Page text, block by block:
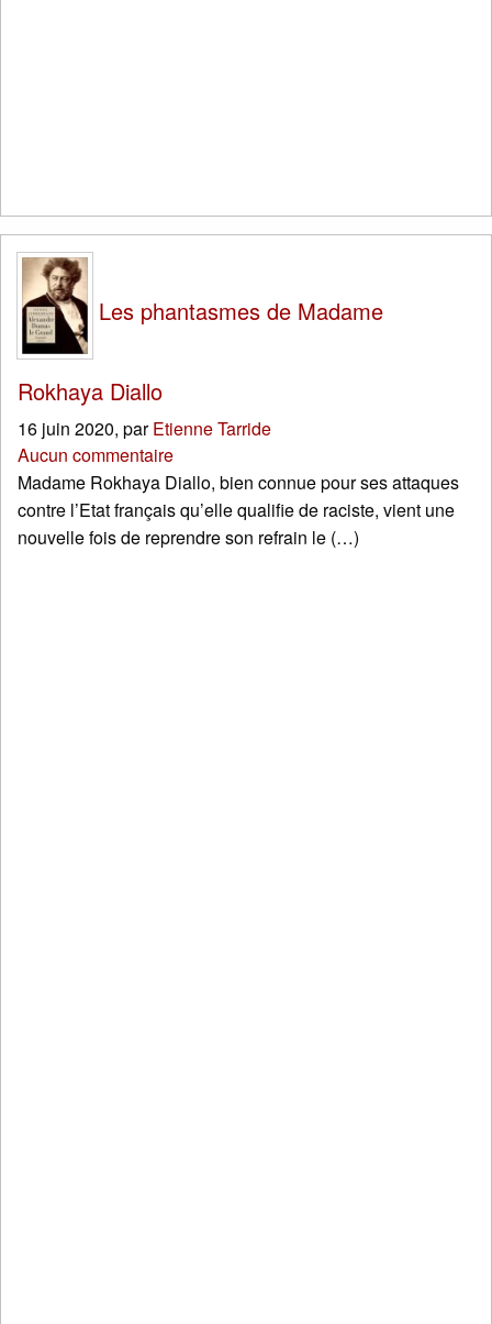
Les phantasmes de Madame
Rokhaya Diallo
16 juin 2020, parEtienne Tarride
Aucun commentaire
Madame Rokhaya Diallo, bien connue pour ses attaques
contre l’Etat français qu’elle qualifie de raciste, vient une
nouvelle fois de reprendre son refrain le (…)